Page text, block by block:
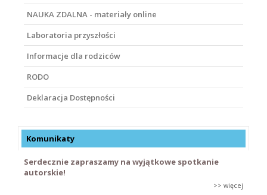
NAUKA ZDALNA - materiały online
Laboratoria przyszłości
Informacje dla rodziców
RODO
Deklaracja Dostępności
Komunikaty
Serdecznie zapraszamy na wyjątkowe spotkanie
autorskie!
>> więcej